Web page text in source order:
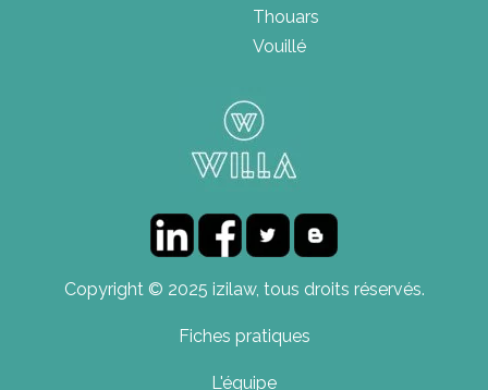
Thouars
Vouillé
Copyright © 2025 izilaw, tous droits réservés.
Fiches pratiques
L'équipe